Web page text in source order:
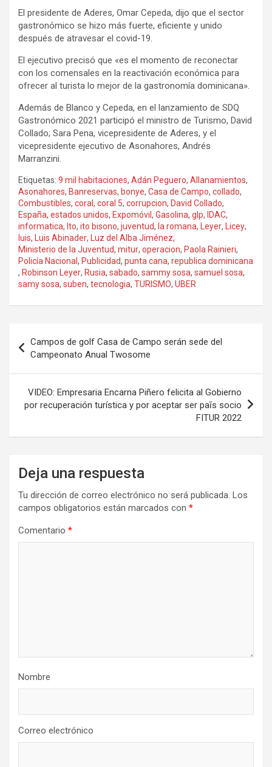
El presidente de Aderes, Omar Cepeda, dijo que el sector
gastronómico se hizo más fuerte, eficiente y unido
después de atravesar el covid-19.
El ejecutivo precisó que «es el momento de reconectar
con los comensales en la reactivación económica para
ofrecer al turista lo mejor de la gastronomía dominicana».
Además de Blanco y Cepeda, en el lanzamiento de SDQ
Gastronómico 2021 participó el ministro de Turismo, David
Collado; Sara Pena, vicepresidente de Aderes, y el
vicepresidente ejecutivo de Asonahores, Andrés
Marranzini.
Etiquetas: 9 mil habitaciones, Adán Peguero, Allanamientos,
Asonahores, Banreservas, bonye, Casa de Campo, collado,
Combustibles, coral , coral 5, corrupcion, David Collado,
España, estados unidos, Expomóvil , Gasolina, glp, IDAC,
informatica, Ito, ito bisono, juventud, la romana, Leyer, Licey,
luis, Luis Abinader, Luz del Alba Jiménez,
Ministerio de la Juventud, mitur, operacion, Paola Rainieri,
Policía Nacional , Publicidad, punta cana, republica dominicana
, Robinson Leyer, Rusia, sabado, sammy sosa, samuel sosa,
samy sosa, suben, tecnologia, TURISMO, UBER
de
entradas
Campos de golf Casa de Campo serán sede del
Campeonato Anual Twosome
VIDEO: Empresaria Encarna Piñero felicita al Gobierno
por recuperación turística y por aceptar ser paīs socio
FITUR 2022
Deja una respuesta
Tu dirección de correo electrónico no será publicada. Los
campos obligatorios están marcados con *
Comentario *
Nombre
Correo electrónico